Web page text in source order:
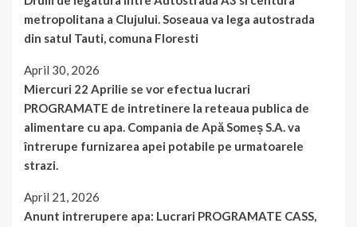
metropolitana a Clujului. Soseaua va lega autostrada
din satul Tauti, comuna Floresti
April 30, 2026
Miercuri 22 Aprilie se vor efectua lucrari
PROGRAMATE de intretinere la reteaua publica de
alimentare cu apa. Compania de Apă Someș S.A. va
întrerupe furnizarea apei potabile pe urmatoarele
strazi.
April 21, 2026
Anunt intrerupere apa: Lucrari PROGRAMATE CASS,